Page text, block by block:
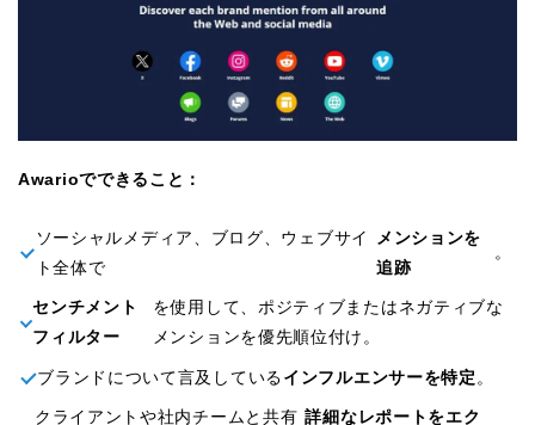
Awarioでできること：
ソーシャルメディア、ブログ、ウェブサイ
ト全体で
メンションを
追跡
。
センチメント
フィルター
を使用して、ポジティブまたはネガティブな
メンションを優先順位付け。
ブランドについて言及しているインフルエンサーを特定 。
クライアントや社内チームと共有 詳細なレポートをエク